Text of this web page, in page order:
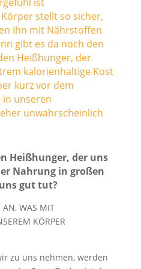
stellt so sicher,
ihn mit Nährstoffen
gibt es da noch den
Heißhunger, der
kalorienhaltige Kost
kurz vor dem
in unseren
unwahrscheinlich
Heißhunger, der uns
Nahrung in großen
gut tut?
AN, WAS MIT
KÖRPER
zu uns nehmen, werden